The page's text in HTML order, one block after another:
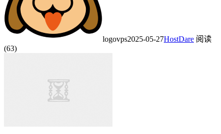
logovps2025-05-27HostDare 阅读
(63)